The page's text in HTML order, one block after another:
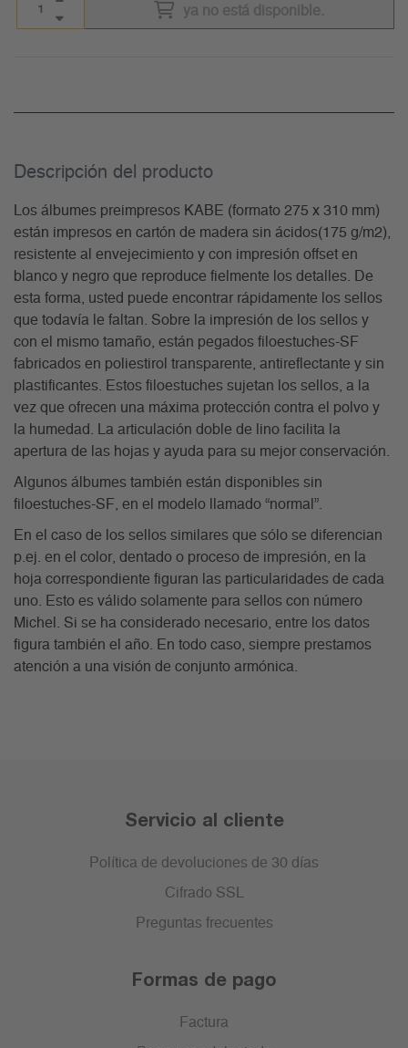
ya no está disponible.
Descripción del producto
Los álbumes preimpresos KABE (formato 275 x 310 mm)
están impresos en cartón de madera sin ácidos(175 g/m2),
resistente al envejecimiento y con impresión offset en
blanco y negro que reproduce fielmente los detalles. De
esta forma, usted puede encontrar rápidamente los sellos
que todavía le faltan. Sobre la impresión de los sellos y
con el mismo tamaño, están pegados filoestuches-SF
fabricados en poliestirol transparente, antireflectante y sin
plastificantes. Estos filoestuches sujetan los sellos, a la
vez que ofrecen una máxima protección contra el polvo y
la humedad. La articulación doble de lino facilita la
apertura de las hojas y ayuda para su mejor conservación.
Algunos álbumes también están disponibles sin
filoestuches-SF, en el modelo llamado “normal”.
En el caso de los sellos similares que sólo se diferencian
p.ej. en el color, dentado o proceso de impresión, en la
hoja correspondiente figuran las particularidades de cada
uno. Esto es válido solamente para sellos con número
Michel. Si se ha considerado necesario, entre los datos
figura también el año. En todo caso, siempre prestamos
atención a una visión de conjunto armónica.
Servicio al cliente
Política de devoluciones de 30 días
Cifrado SSL
Preguntas frecuentes
Formas de pago
Factura